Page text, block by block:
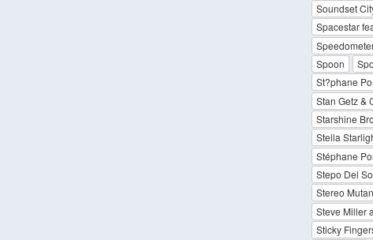
Soundset
Spacestar
Spoon
St?phane
Stan Getz &
Starshine
Stella
Stéphane
Stepo Del
Stereo
Steve Miller
Sticky